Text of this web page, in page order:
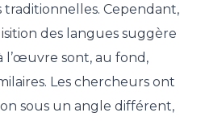
traditionnelles. Cependant,
des langues suggère
l’œuvre sont, au fond,
Les chercheurs ont
sous un angle différent,